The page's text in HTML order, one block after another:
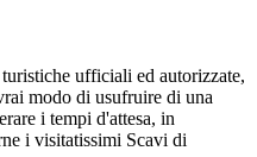
ufficiali ed autorizzate,
modo di usufruire di una
i tempi d'attesa, in
i visitatissimi Scavi di